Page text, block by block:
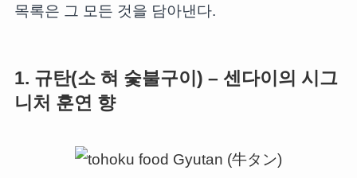
목록은 그 모든 것을 담아낸다.
1. 규탄(소 혀 숯불구이) – 센다이의 시그
니처 훈연 향